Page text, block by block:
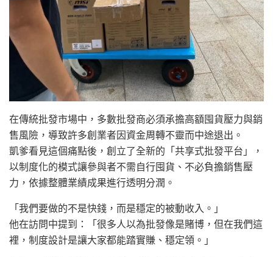
在傳統批發市場中，多數批發商必須承擔高額囤貨壓力與銷
售風險，導致許多創業者因資金周轉不靈而中途退出。
凱爹看見這個痛點後，創立了全新的「共享式批發平台」，
以制度化的模式讓參與者不需自行囤貨、不必負擔銷售壓
力，依據整體業績成果進行透明分潤。
「我們要做的不是快錢，而是穩定的被動收入。」
他在訪問中提到：「很多人以為批發像是賭博，但在我們這
裡，制度設計是讓大家都能踏實賺、穩定領。」